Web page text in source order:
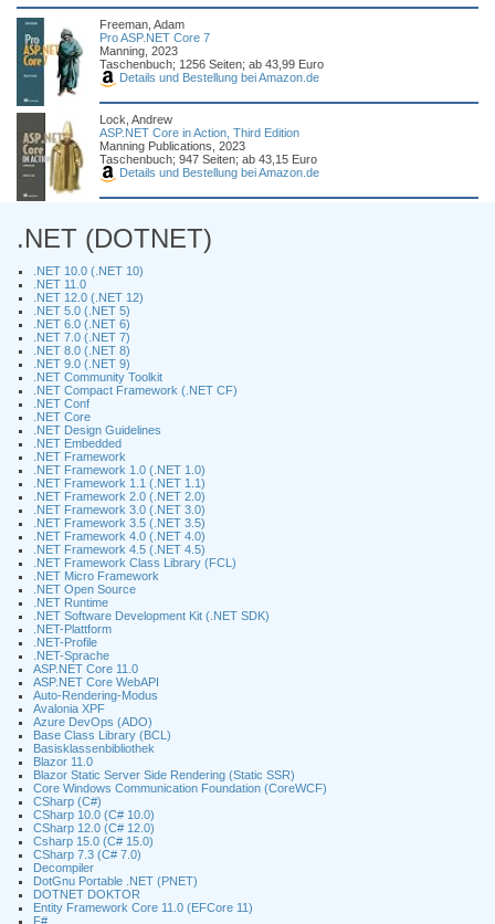
Freeman, Adam
Pro ASP.NET Core 7
Manning, 2023
Taschenbuch; 1256 Seiten; ab 43,99 Euro
Details und Bestellung bei Amazon.de
Lock, Andrew
ASP.NET Core in Action, Third Edition
Manning Publications, 2023
Taschenbuch; 947 Seiten; ab 43,15 Euro
Details und Bestellung bei Amazon.de
.NET (DOTNET)
.NET 10.0 (.NET 10)
.NET 11.0
.NET 12.0 (.NET 12)
.NET 5.0 (.NET 5)
.NET 6.0 (.NET 6)
.NET 7.0 (.NET 7)
.NET 8.0 (.NET 8)
.NET 9.0 (.NET 9)
.NET Community Toolkit
.NET Compact Framework (.NET CF)
.NET Conf
.NET Core
.NET Design Guidelines
.NET Embedded
.NET Framework
.NET Framework 1.0 (.NET 1.0)
.NET Framework 1.1 (.NET 1.1)
.NET Framework 2.0 (.NET 2.0)
.NET Framework 3.0 (.NET 3.0)
.NET Framework 3.5 (.NET 3.5)
.NET Framework 4.0 (.NET 4.0)
.NET Framework 4.5 (.NET 4.5)
.NET Framework Class Library (FCL)
.NET Micro Framework
.NET Open Source
.NET Runtime
.NET Software Development Kit (.NET SDK)
.NET-Plattform
.NET-Profile
.NET-Sprache
ASP.NET Core 11.0
ASP.NET Core WebAPI
Auto-Rendering-Modus
Avalonia XPF
Azure DevOps (ADO)
Base Class Library (BCL)
Basisklassenbibliothek
Blazor 11.0
Blazor Static Server Side Rendering (Static SSR)
Core Windows Communication Foundation (CoreWCF)
CSharp (C#)
CSharp 10.0 (C# 10.0)
CSharp 12.0 (C# 12.0)
Csharp 15.0 (C# 15.0)
CSharp 7.3 (C# 7.0)
Decompiler
DotGnu Portable .NET (PNET)
DOTNET DOKTOR
Entity Framework Core 11.0 (EFCore 11)
F#